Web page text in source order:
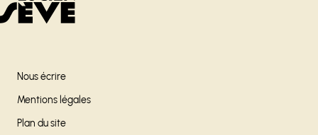
Nous écrire
Mentions légales
Plan du site